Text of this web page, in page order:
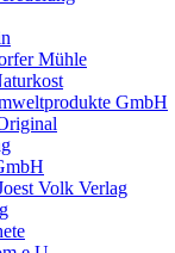
Mühle
GmbH
Volk Verlag